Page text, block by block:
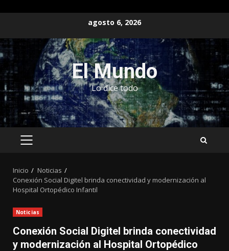
contenido
agosto 6, 2026
El Mundo
Lo dice todo
MENÚ
Inicio
Noticias
Conexión Social Digitel brinda conectividad y modernización al
Hospital Ortopédico Infantil
Noticias
Conexión Social Digitel brinda conectividad
y modernización al Hospital Ortopédico